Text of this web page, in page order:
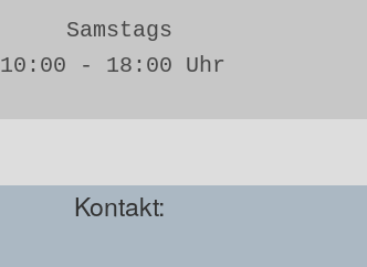
Samstags
10:00 - 18:00 Uhr
Kontakt: